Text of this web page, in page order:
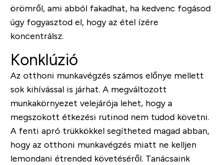
örömről, ami abból fakadhat, ha kedvenc fogásod
úgy fogyasztod el, hogy az étel ízére
koncentrálsz.
Konklúzió
Az otthoni munkavégzés számos előnye mellett
sok kihívással is járhat. A megváltozott
munkakörnyezet velejárója lehet, hogy a
megszokott étkezési rutinod nem tudod követni.
A fenti apró trükkökkel segítheted magad abban,
hogy az otthoni munkavégzés miatt ne kelljen
lemondani étrended követéséről. Tanácsaink